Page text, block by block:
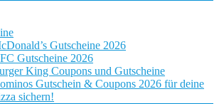
Gutscheine 2026
Gutscheine 2026
King Coupons und Gutscheine
Gutschein & Coupons 2026 für deine
sichern!